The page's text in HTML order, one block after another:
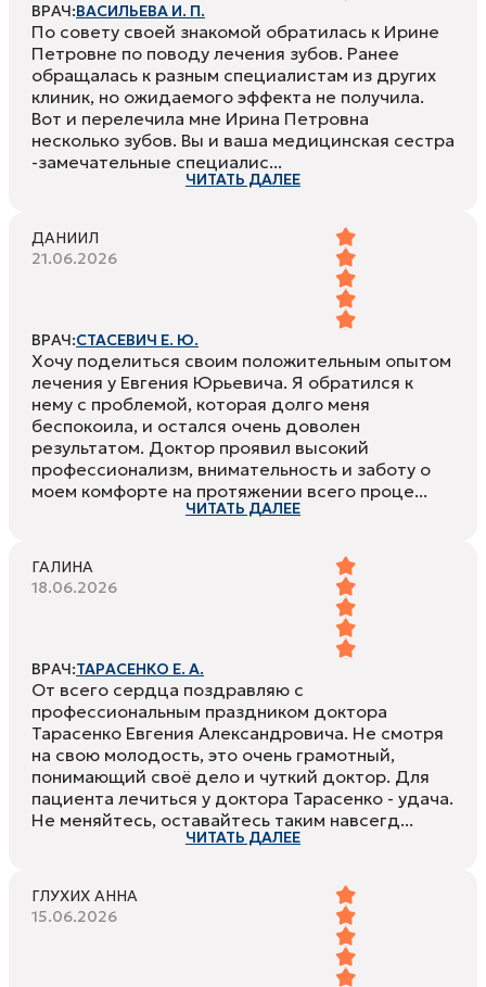
ВРАЧ:ВАСИЛЬЕВА И. П.
По совету своей знакомой обратилась к Ирине
Петровне по поводу лечения зубов. Ранее
обращалась к разным специалистам из других
клиник, но ожидаемого эффекта не получила.
Вот и перелечила мне Ирина Петровна
несколько зубов. Вы и ваша медицинская сестра
-замечательные специалис...
ЧИТАТЬ ДАЛЕЕ
ДАНИИЛ
21.06.2026
ВРАЧ:СТАСЕВИЧ Е. Ю.
Хочу поделиться своим положительным опытом
лечения у Евгения Юрьевича. Я обратился к
нему с проблемой, которая долго меня
беспокоила, и остался очень доволен
результатом. Доктор проявил высокий
профессионализм, внимательность и заботу о
моем комфорте на протяжении всего проце...
ЧИТАТЬ ДАЛЕЕ
ГАЛИНА
18.06.2026
ВРАЧ:ТАРАСЕНКО Е. А.
От всего сердца поздравляю с
профессиональным праздником доктора
Тарасенко Евгения Александровича. Не смотря
на свою молодость, это очень грамотный,
понимающий своё дело и чуткий доктор. Для
пациента лечиться у доктора Тарасенко - удача.
Не меняйтесь, оставайтесь таким навсегд...
ЧИТАТЬ ДАЛЕЕ
ГЛУХИХ АННА
15.06.2026